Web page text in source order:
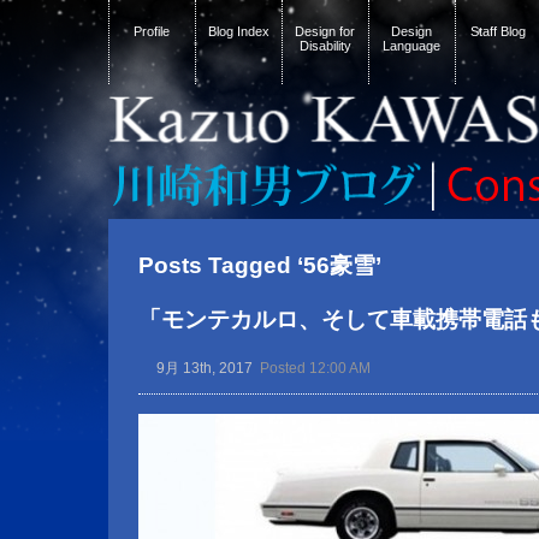
Profile Blog Index
Design for
Disability
Design
Language
Staff Blog
Posts Tagged ‘56豪雪’
「モンテカルロ、そして車載携帯電
9月 13th, 2017 Posted 12:00 AM